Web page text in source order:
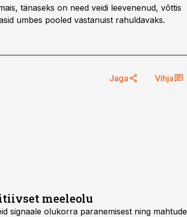
tänaseks on need veidi leevenenud, võttis
umbes pooled vastanuist rahuldavaks.
Jaga Vihja
meeleolu
signaale olukorra paranemisest ning mahtude